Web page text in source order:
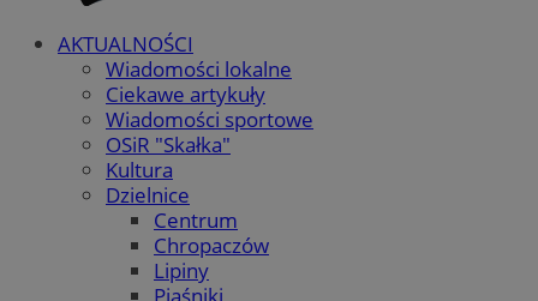
AKTUALNOŚCI
Wiadomości lokalne
Ciekawe artykuły
Wiadomości sportowe
OSiR "Skałka"
Kultura
Dzielnice
Centrum
Chropaczów
Lipiny